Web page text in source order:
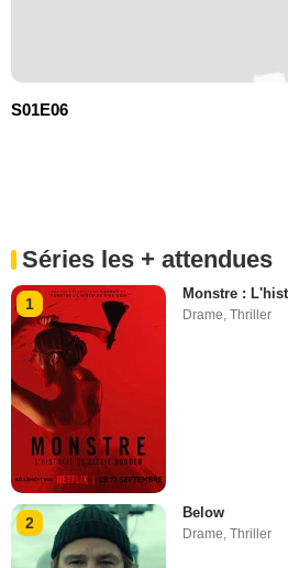
S01E06
Séries les + attendues
1
Monstre :
Drame,Thriller
2
Below
Drame ,Thriller